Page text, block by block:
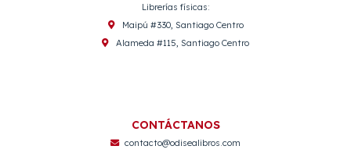
Librerías físicas:
Maipú #330, Santiago Centro
Alameda #115, Santiago Centro
CONTÁCTANOS
contacto@odisealibros.com